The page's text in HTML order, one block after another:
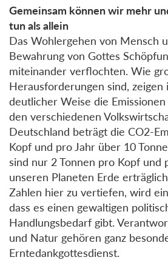
Gemeinsam können wir mehr
tun als allein
Das Wohlergehen von Mensch
Bewahrung von Gottes
miteinander verflochten. Wie
Herausforderungen sind, zeigen
deutlicher Weise die
den verschiedenen
Deutschland beträgt die CO2-
Kopf und pro Jahr über 10
sind nur 2 Tonnen pro Kopf und
unseren Planeten Erde
Zahlen hier zu vertiefen, wird
dass es einen gewaltigen
Handlungsbedarf gibt.
und Natur gehören ganz
Erntedankgottesdienst.